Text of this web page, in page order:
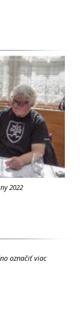
2022
označiť viac